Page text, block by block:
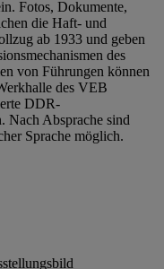
Fotos, Dokumente,
die Haft- und
ab 1933 und geben
des
von Führungen können
des VEB
DDR-
Nach Absprache sind
Sprache möglich.